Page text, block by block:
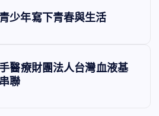
少年寫下青春與生活
醫療財團法人台灣血液基
聯